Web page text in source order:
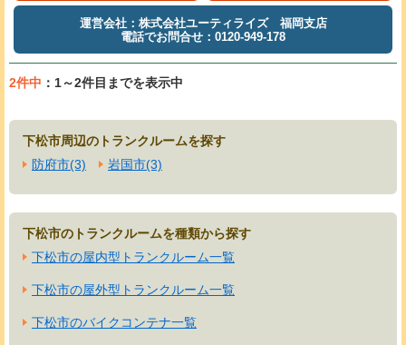
運営会社：株式会社ユーティライズ 福岡支店
電話でお問合せ：0120-949-178
2件中 ：1～2件目までを表示中
下松市周辺のトランクルームを探す
防府市(3)
岩国市(3)
下松市のトランクルームを種類から探す
下松市の屋内型トランクルーム一覧
下松市の屋外型トランクルーム一覧
下松市のバイクコンテナ一覧